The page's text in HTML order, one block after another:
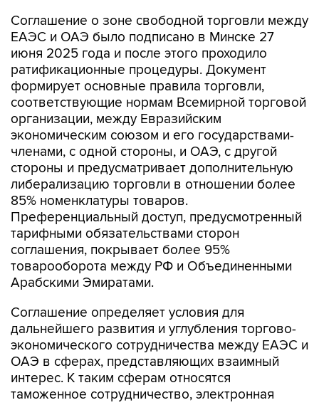
Соглашение о зоне свободной торговли между
ЕАЭС и ОАЭ было подписано в Минске 27
июня 2025 года и после этого проходило
ратификационные процедуры. Документ
формирует основные правила торговли,
соответствующие нормам Всемирной торговой
организации, между Евразийским
экономическим союзом и его государствами-
членами, с одной стороны, и ОАЭ, с другой
стороны и предусматривает дополнительную
либерализацию торговли в отношении более
85% номенклатуры товаров.
Преференциальный доступ, предусмотренный
тарифными обязательствами сторон
соглашения, покрывает более 95%
товарооборота между РФ и Объединенными
Арабскими Эмиратами.
Соглашение определяет условия для
дальнейшего развития и углубления торгово-
экономического сотрудничества между ЕАЭС и
ОАЭ в сферах, представляющих взаимный
интерес. К таким сферам относятся
таможенное сотрудничество, электронная